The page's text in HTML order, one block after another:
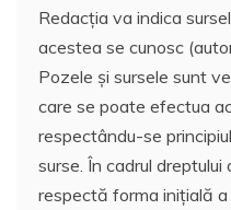
Redacția va indica
acestea se cunosc
Pozele și sursele sunt
care se poate efectua
respectându-se
surse. În cadrul
respectă forma inițială